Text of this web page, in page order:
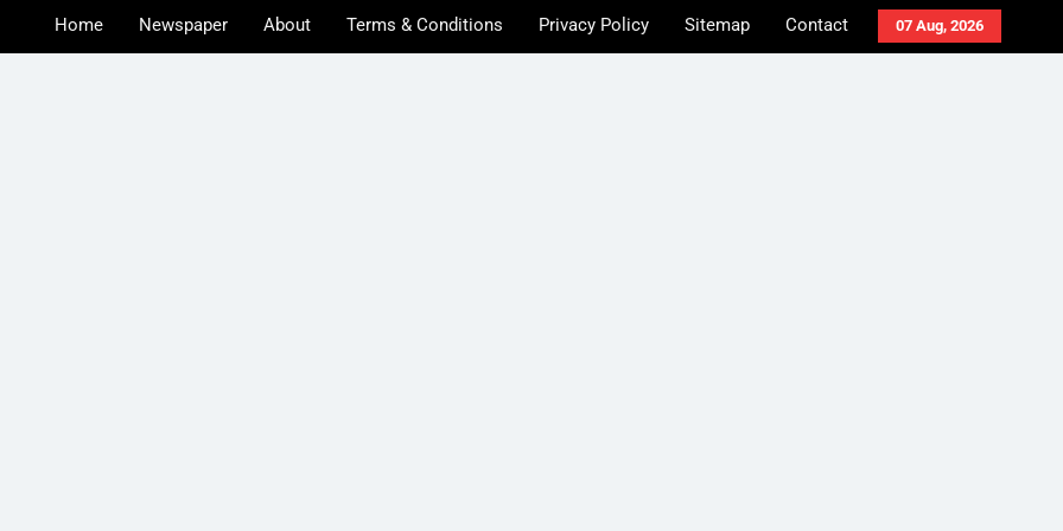
07 Aug, 2026
Home Newspaper About Terms & Conditions Privacy Policy Sitemap
Contact